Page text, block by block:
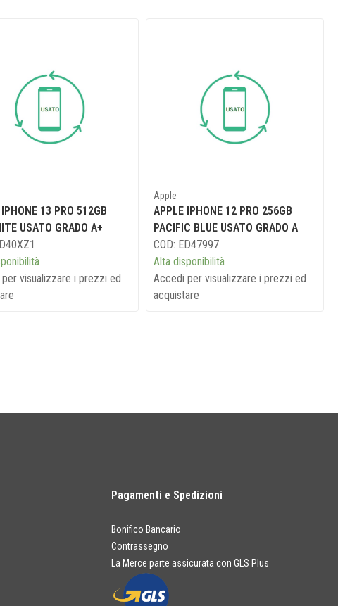
13 PRO 512GB
USATO GRADO A+
visualizzare i prezzi ed
Apple
APPLE IPHONE 12 PRO 256GB
PACIFIC BLUE USATO GRADO A
COD: ED47997
Alta disponibilità
Accedi per visualizzare i prezzi ed
acquistare
Pagamenti e Spedizioni
Bonifico Bancario
Contrassegno
La Merce parte assicurata con GLS Plus